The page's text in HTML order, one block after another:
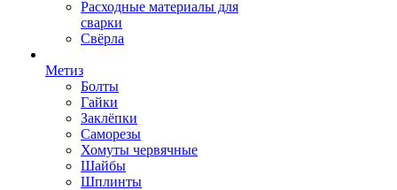
Расходные материалы для
сварки
Свёрла
Метиз
Болты
Гайки
Заклёпки
Саморезы
Хомуты червячные
Шайбы
Шплинты